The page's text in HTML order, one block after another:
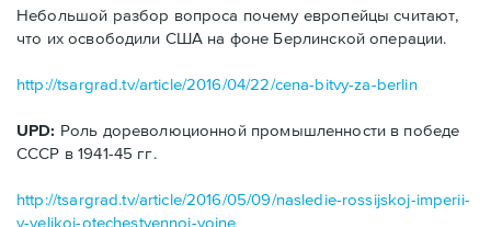
Небольшой разбор вопроса почему европейцы считают,
что их освободили США на фоне Берлинской операции.
http://tsargrad.tv/article/2016/04/22/cena-bitvy-za-berlin
UPD: Роль дореволюционной промышленности в победе
СССР в 1941-45 гг.
http://tsargrad.tv/article/2016/05/09/nasledie-rossijskoj-imperii-
v-velikoj-otechestvennoj-vojne